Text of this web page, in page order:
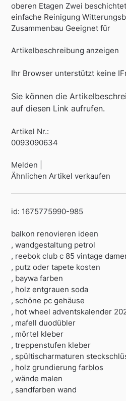
oberen Etagen Zwei
einfache Reinigung
Zusammenbau Geeignet für
Artikelbeschreibung anzeigen
Ihr Browser unterstützt keine
Sie können die
auf diesen Link aufrufen.
Artikel Nr.:
0093090634
Melden |
Ähnlichen Artikel verkaufen
id: 1675775990-985
balkon renovieren ideen
, wandgestaltung petrol
, reebok club c 85 vintage
, putz oder tapete kosten
, baywa farben
, holz entgrauen soda
, schöne pc gehäuse
, hot wheel adventskalender
, mafell duodübler
, mörtel kleber
, treppenstufen kleber
, spültischarmaturen
, holz grundierung farblos
, wände malen
, sandfarben wand